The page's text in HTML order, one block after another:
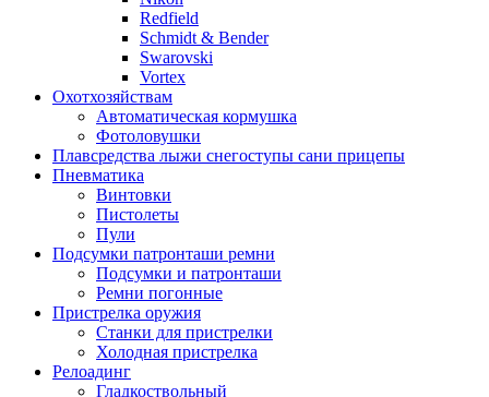
Redfield
Schmidt & Bender
Swarovski
Vortex
Охотхозяйствам
Автоматическая кормушка
Фотоловушки
Плавсредства лыжи снегоступы сани прицепы
Пневматика
Винтовки
Пистолеты
Пули
Подсумки патронташи ремни
Подсумки и патронташи
Ремни погонные
Пристрелка оружия
Станки для пристрелки
Холодная пристрелка
Релоадинг
Гладкоствольный